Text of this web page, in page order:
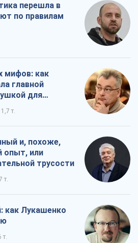
перешла в
по правилам
мифов: как
главной
для
1,7 т.
и, похоже,
опыт, или
трусости
т.
как Лукашенко
т.